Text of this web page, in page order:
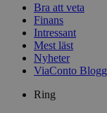
Bra att veta
Finans
Intressant
Mest läst
Nyheter
ViaConto Blogg
Ring